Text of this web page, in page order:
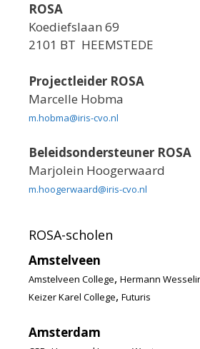
ROSA
Koediefslaan 69
2101 BT HEEMSTEDE
Projectleider ROSA
Marcelle Hobma
m.hobma@iris-cvo.nl
Beleidsondersteuner ROSA
Marjolein Hoogerwaard
m.hoogerwaard@iris-cvo.nl
ROSA-scholen
Amstelveen
Amstelveen College, Hermann
Keizer Karel College, Futuris
Amsterdam